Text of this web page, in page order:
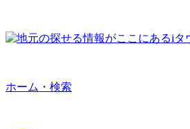
ホーム・検索